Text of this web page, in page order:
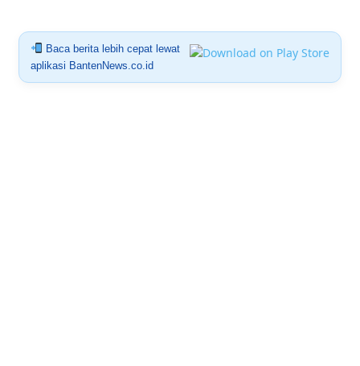
Baca berita lebih cepat lewat
aplikasi BantenNews.co.id